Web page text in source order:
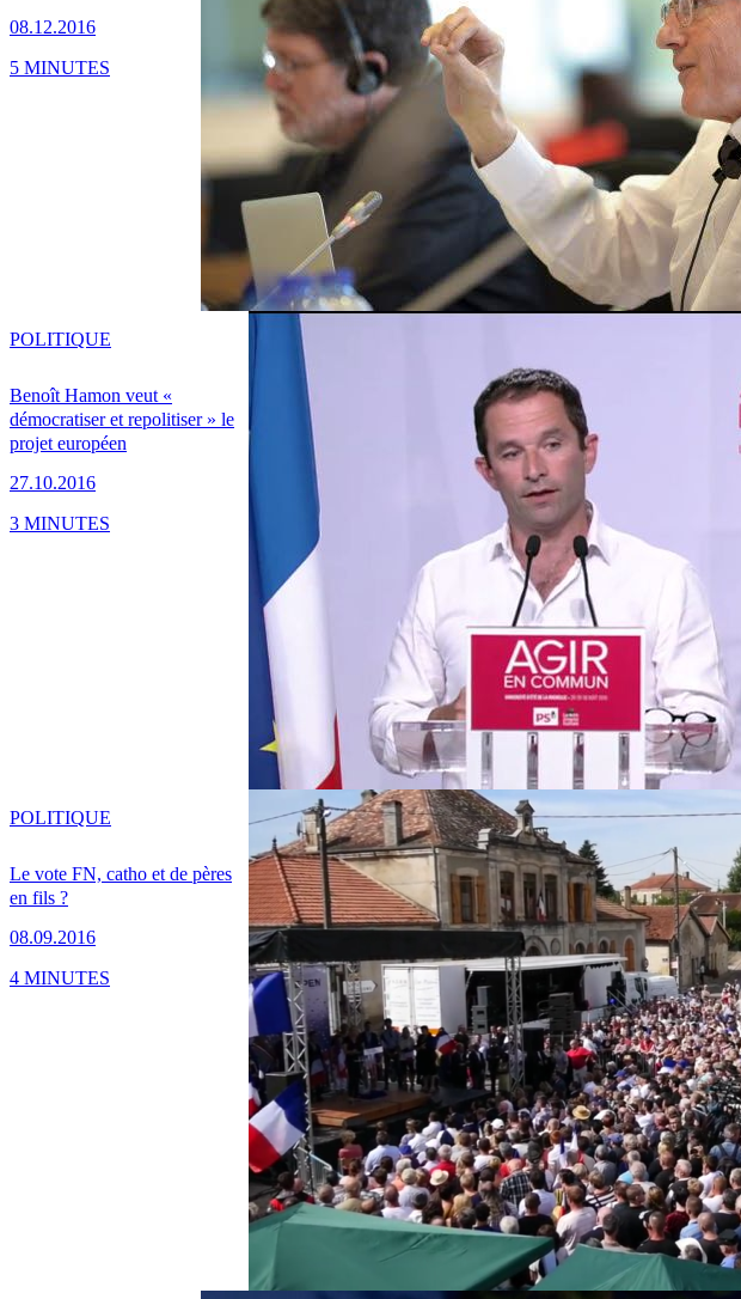
08.12.2016
5 MINUTES
Benoît Hamon veut «
démocratiser et repolitiser » le
projet européen
27.10.2016
POLITIQUE
3 MINUTES
Le vote FN, catho et de pères
en fils ?
08.09.2016
POLITIQUE
4 MINUTES